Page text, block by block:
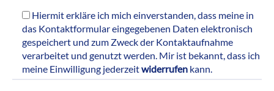
Hiermit erkläre ich mich einverstanden, dass meine in
das Kontaktformular eingegebenen Daten elektronisch
gespeichert und zum Zweck der Kontaktaufnahme
verarbeitet und genutzt werden. Mir ist bekannt, dass ich
meine Einwilligung jederzeitwiderrufen kann.